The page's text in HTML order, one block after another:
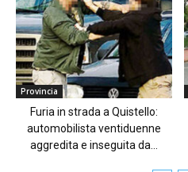
Provincia
Furia in strada a Quistello:
automobilista ventiduenne
aggredita e inseguita da...